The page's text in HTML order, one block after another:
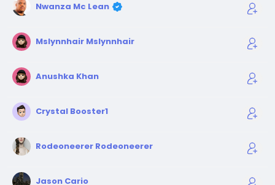
Nwanza Mc Lean
Mslynnhair Mslynnhair
Anushka Khan
Crystal Booster1
Rodeoneerer Rodeoneerer
Jason Cario